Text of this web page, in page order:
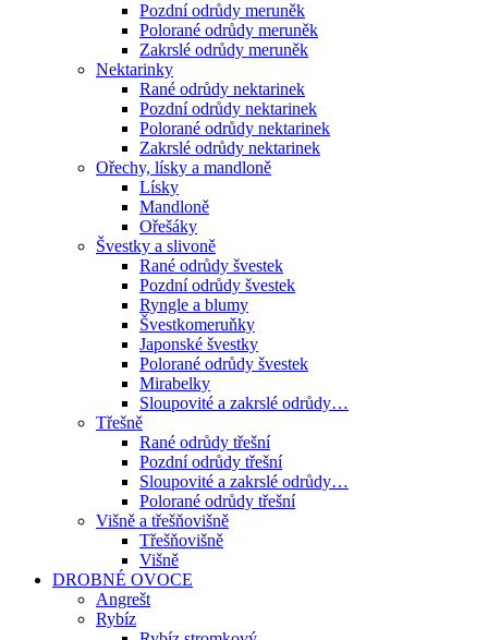
Pozdní odrůdy meruněk
Polorané odrůdy meruněk
Zakrslé odrůdy meruněk
Nektarinky
Rané odrůdy nektarinek
Pozdní odrůdy nektarinek
Polorané odrůdy nektarinek
Zakrslé odrůdy nektarinek
Ořechy, lísky a mandloně
Lísky
Mandloně
Ořešáky
Švestky a slivoně
Rané odrůdy švestek
Pozdní odrůdy švestek
Ryngle a blumy
Švestkomeruňky
Japonské švestky
Polorané odrůdy švestek
Mirabelky
Sloupovité a zakrslé odrůdy…
Třešně
Rané odrůdy třešní
Pozdní odrůdy třešní
Sloupovité a zakrslé odrůdy…
Polorané odrůdy třešní
Višně a třešňovišně
Třešňovišně
Višně
DROBNÉ OVOCE
Angrešt
Rybíz